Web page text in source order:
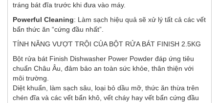
tráng bát đĩa trước khi đưa vào máy.
Powerful Cleaning: Làm sạch hiệu quả sẽ xử lý tất cả các vết
bẩn thức ăn “cứng đầu nhất”.
TÍNH NĂNG VƯỢT TRỘI CỦA BỘT RỬA BÁT FINISH 2.5KG
Bột rửa bát Finish Dishwasher Power Powder đáp ứng tiêu
chuẩn Châu Âu, đảm bảo an toàn sức khỏe, thân thiện với
môi trường.
Diệt khuẩn, làm sạch sâu, loại bỏ dầu mỡ, thức ăn thừa trên
chén đĩa và các vết bẩn khô, vết cháy hay vết bẩn cứng đầu